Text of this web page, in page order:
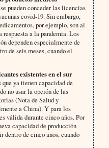
pueden conceder las licencias
covid-19. Sin embargo,
por ejemplo, son al
a la pandemia. Los
dependen especialmente de
de seis meses, cuando el
existentes en el sur
ya tienen capacidad de
no usar la opción de las
(Nota de Salud y
a China). Y para los
válida durante cinco años. Por
capacidad de producción
dentro de cinco años, cuando